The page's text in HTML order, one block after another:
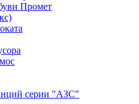
Промет
серии "АЗС"